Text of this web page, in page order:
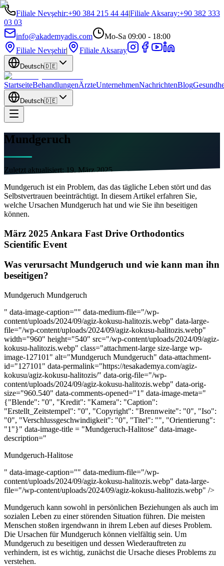
Filiale Nevşehir:+90 384 215 44 44|Filiale Aksaray:+90 382 333
03 03
info@akademyadis.com
Mo-Sa 09:00 - 18:00
Filiale Nevşehir| Filiale Aksaray
Deutsch🇩🇪
StartseiteBehandlungenÄrzteUnternehmenNachrichtenBlog
Deutsch🇩🇪
Mundgeruch
Zuletzt aktualisiert: 19. März 2025
Mundgeruch ist ein Problem, das das tägliche Leben stört und das
Selbstvertrauen beeinträchtigt. In diesem Artikel erfahren Sie,
welche Ursachen Mundgeruch hat und wie Sie ihn beseitigen
können.
März 2025 Ankara Fast Drive Orthodontics
Scientific Event
Was verursacht Mundgeruch und wie kann man ihn
beseitigen?
Mundgeruch Mundgeruch
" data-image-caption="" data-medium-file="/wp-
content/uploads/2024/09/agiz-kokusu-halitozis.webp" data-large-
file="/wp-content/uploads/2024/09/agiz-kokusu-halitozis.webp"
width="960" height="540" src="/wp-content/uploads/2024/09/agiz-
kokusu-halitozis.webp" class="attachment-large size-large wp-
image-127101" alt="Mundgeruch Mundgeruch" data-attachment-
id="127101" data-permalink="https://tesakademya.com/agiz-
kokusu/agiz-kokusu-halitozis/" data-orig-file="/wp-
content/uploads/2024/09/agiz-kokusu-halitozis.webp" data-orig-
size="960.540" data-comments-opened="1" data-image-meta="
{"Blende": "0", "Kredit": "Kamera": "Caption":
"Erstellt_Zeitstempel": "0", "Copyright": "Brennweite": "0", "Iso":
"0", "Verschlussgeschwindigkeit": "0", "Titel": "", "Orientierung":
"1"}" data-image-title = "Mundgeruch-Halitose" data-image-
description="
Mundgeruch-Halitose
" data-image-caption="" data-medium-file="/wp-
content/uploads/2024/09/agiz-kokusu-halitozis.webp" data-large-
file="/wp-content/uploads/2024/09/agiz-kokusu-halitozis.webp" />
Mundgeruch kann sowohl in persönlichen Beziehungen als auch im
sozialen Leben zu einer störenden Situation führen. Die meisten
Menschen stoßen irgendwann in ihrem Leben auf dieses Problem.
Die Ursachen für Mundgeruch können vielfältig sein. Um
Mundgeruch zu beseitigen und dessen Wiederauftreten zu
verhindern, ist es wichtig, zunächst die Ursache dieses Problems zu
verstehen.